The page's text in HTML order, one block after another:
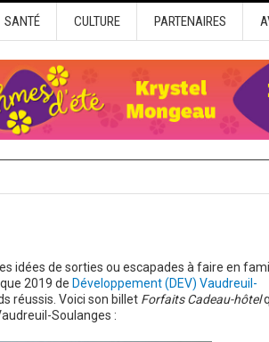
SANTÉ CULTURE PARTENAIRES
idées de sorties ou escapades à faire en
2019 de Développement (DEV) Vaudreuil-
réussis. Voici son billet Forfaits Cadeau-hôtel
Soulanges :